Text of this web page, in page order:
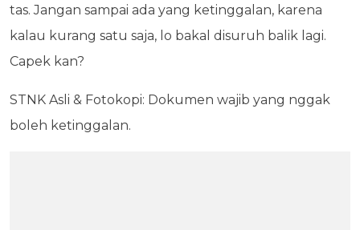
tas. Jangan sampai ada yang ketinggalan, karena
kalau kurang satu saja, lo bakal disuruh balik lagi.
Capek kan?
STNK Asli & Fotokopi: Dokumen wajib yang nggak
boleh ketinggalan.